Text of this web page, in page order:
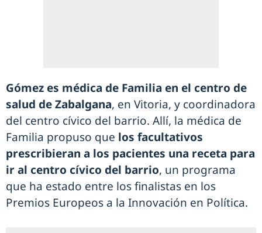
Gómez es médica de Familia en el centro de
salud de Zabalgana, en Vitoria, y coordinadora
del centro cívico del barrio. Allí, la médica de
Familia propuso que los facultativos
prescribieran a los pacientes una receta para
ir al centro cívico del barrio, un programa
que ha estado entre los finalistas en los
Premios Europeos a la Innovación en Política.